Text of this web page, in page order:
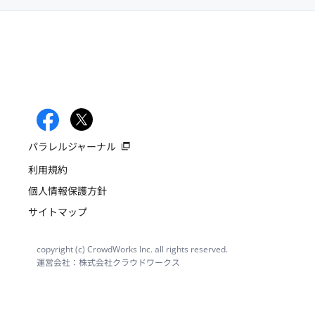
パラレルジャーナル
利用規約
個人情報保護方針
サイトマップ
copyright (c) CrowdWorks Inc. all rights reserved.
運営会社：株式会社クラウドワークス